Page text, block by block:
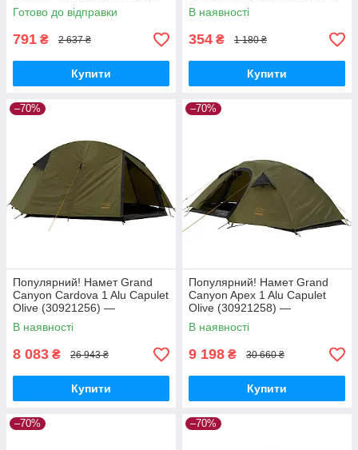
на Nukleon.com.ua
Готово до відправки
791 ₴ 2 637 ₴
Купити
(231222) — Найкраща якість
тільки на Nukleon.com.ua
В наявності
354 ₴ 1 180 ₴
Купити
–70%
Популярний! Намет Grand
Canyon Cardova 1 Alu Capulet
Olive (30921256) —
Найкраща якість тільки на
Nukleon.com.ua
В наявності
8 083 ₴ 26 943 ₴
Купити
–70%
Популярний! Намет Grand
Canyon Apex 1 Alu Capulet
Olive (30921258) —
Найкраща якість тільки на
Nukleon.com.ua
В наявності
9 198 ₴ 30 660 ₴
Купити
–70% –70%